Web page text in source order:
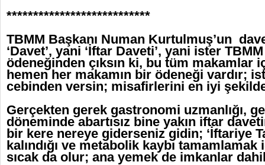
***************************
TBMM Başkanı Numan Kurtulmuş’un
‘Davet’, yani ‘İftar Daveti’, yani ister
ödeneğinden çıksın ki, bu tüm makamlar
hemen her makamın bir ödeneği vardır;
cebinden versin; misafirlerini en iyi
Gerçekten gerek gastronomi uzmanlığı,
döneminde abartısız bine yakın iftar
bir kere nereye giderseniz gidin; ‘İftariye
kalındığı ve metabolik kaybı
sıcak da olur; ana yemek de imkanlar